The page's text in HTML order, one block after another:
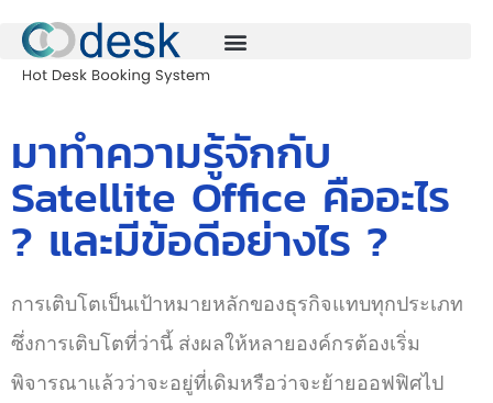
มาทำความรู้จักกับ
Satellite Office คืออะไร
? และมีข้อดีอย่างไร ?
การเติบโตเป็นเป้าหมายหลักของธุรกิจแทบทุกประเภท
ซึ่งการเติบโตที่ว่านี้ ส่งผลให้หลายองค์กรต้องเริ่ม
พิจารณาแล้วว่าจะอยู่ที่เดิมหรือว่าจะย้ายออฟฟิศไป